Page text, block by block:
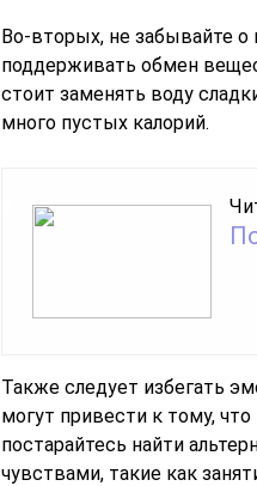
Во-вторых, не забывайте о
поддерживать обмен
стоит заменять воду
много пустых калорий.
Также следует избегать
могут привести к тому,
постарайтесь найти
чувствами, такие как